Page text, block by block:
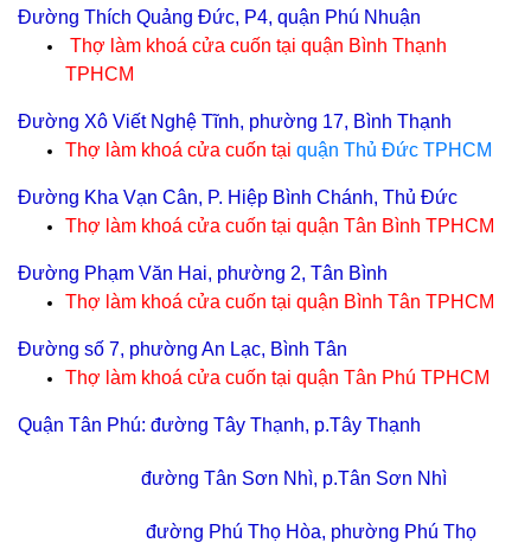
Đường Thích Quảng Đức, P4, quận Phú Nhuận
Thợ làm khoá cửa cuốn tại quận Bình Thạnh
TPHCM
Đường Xô Viết Nghệ Tĩnh, phường 17, Bình Thạnh
Thợ làm khoá cửa cuốn tại quận Thủ Đức TPHCM
Đường Kha Vạn Cân, P. Hiệp Bình Chánh, Thủ Đức
Thợ làm khoá cửa cuốn tại quận Tân Bình TPHCM
Đường Phạm Văn Hai, phường 2, Tân Bình
Thợ làm khoá cửa cuốn tại quận Bình Tân TPHCM
Đường số 7, phường An Lạc, Bình Tân
Thợ làm khoá cửa cuốn tại quận Tân Phú TPHCM
Quận Tân Phú: đường Tây Thạnh, p.Tây Thạnh
đường Tân Sơn Nhì, p.Tân Sơn Nhì
đường Phú Thọ Hòa, phường Phú Thọ